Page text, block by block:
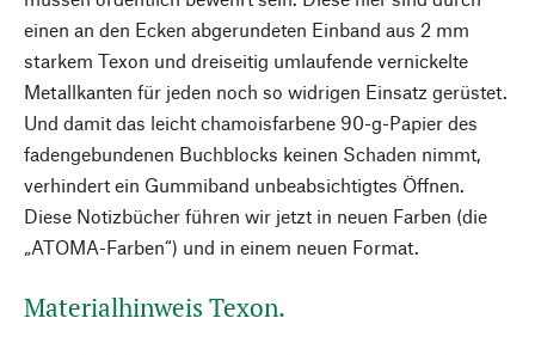
einen an den Ecken abgerundeten Einband aus 2 mm
starkem Texon und dreiseitig umlaufende vernickelte
Metallkanten für jeden noch so widrigen Einsatz gerüstet.
Und damit das leicht chamoisfarbene 90-g-Papier des
fadengebundenen Buchblocks keinen Schaden nimmt,
verhindert ein Gummiband unbeabsichtigtes Öffnen.
Diese Notizbücher führen wir jetzt in neuen Farben (die
„ATOMA-Farben“) und in einem neuen Format.
Materialhinweis Texon.